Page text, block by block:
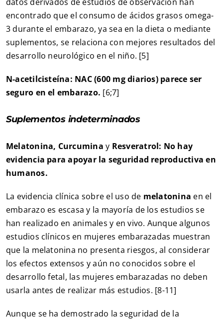
encontrado que el consumo de ácidos grasos omega-
3 durante el embarazo, ya sea en la dieta o mediante
suplementos, se relaciona con mejores resultados del
desarrollo neurológico en el niño. [5]
N-acetilcisteína: NAC (600 mg diarios) parece ser
seguro en el embarazo. [6;7]
Suplementos indeterminados
Melatonina, Curcumina y Resveratrol: No hay
evidencia para apoyar la seguridad reproductiva en
humanos.
La evidencia clínica sobre el uso de melatonina en el
embarazo es escasa y la mayoría de los estudios se
han realizado en animales y en vivo. Aunque algunos
estudios clínicos en mujeres embarazadas muestran
que la melatonina no presenta riesgos, al considerar
los efectos extensos y aún no conocidos sobre el
desarrollo fetal, las mujeres embarazadas no deben
usarla antes de realizar más estudios. [8-11]
Aunque se ha demostrado la seguridad de la